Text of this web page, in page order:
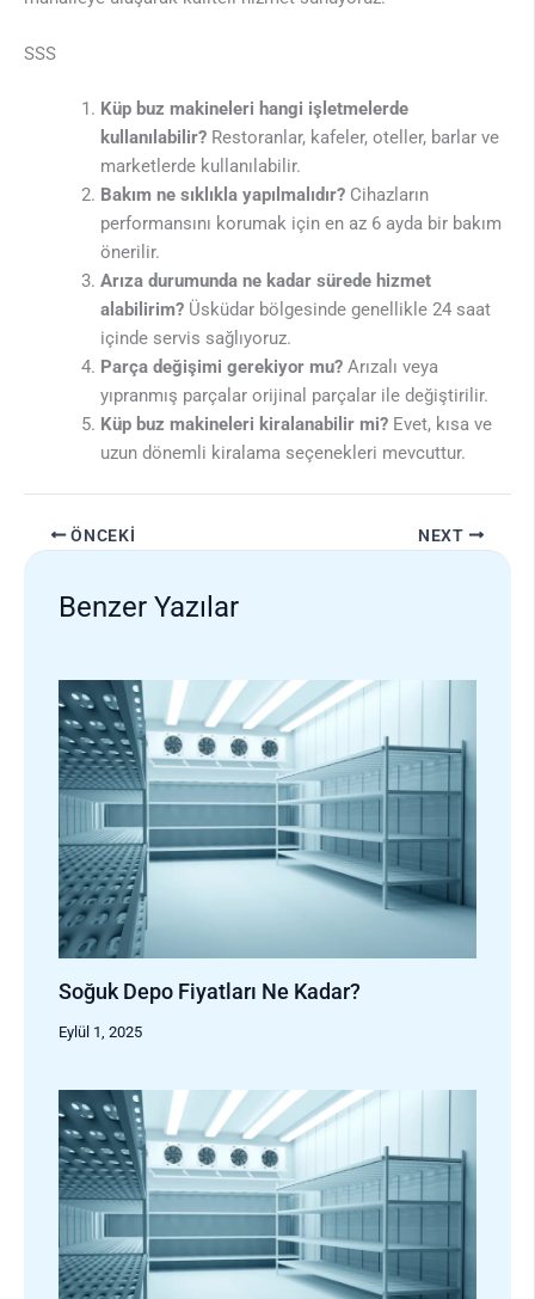
SSS
Küp buz makineleri hangi işletmelerde
kullanılabilir?Restoranlar, kafeler, oteller, barlar ve
marketlerde kullanılabilir.
Bakım ne sıklıkla yapılmalıdır?Cihazların
performansını korumak için en az 6 ayda bir bakım
önerilir.
Arıza durumunda ne kadar sürede hizmet
alabilirim?Üsküdar bölgesinde genellikle 24 saat
içinde servis sağlıyoruz.
Parça değişimi gerekiyor mu?Arızalı veya
yıpranmış parçalar orijinal parçalar ile değiştirilir.
Küp buz makineleri kiralanabilir mi?Evet, kısa ve
uzun dönemli kiralama seçenekleri mevcuttur.
ÖNCEKI NEXT
Benzer Yazılar
Soğuk Depo Fiyatları Ne Kadar?
Eylül 1, 2025